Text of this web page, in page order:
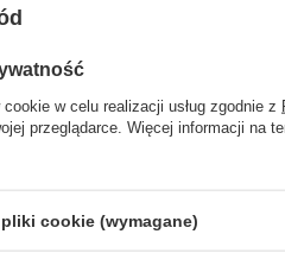
w celu realizacji usług zgodnie z
przeglądarce. Więcej informacji na
cookie (wymagane)